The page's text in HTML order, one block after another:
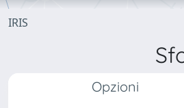
IRIS
Opzioni